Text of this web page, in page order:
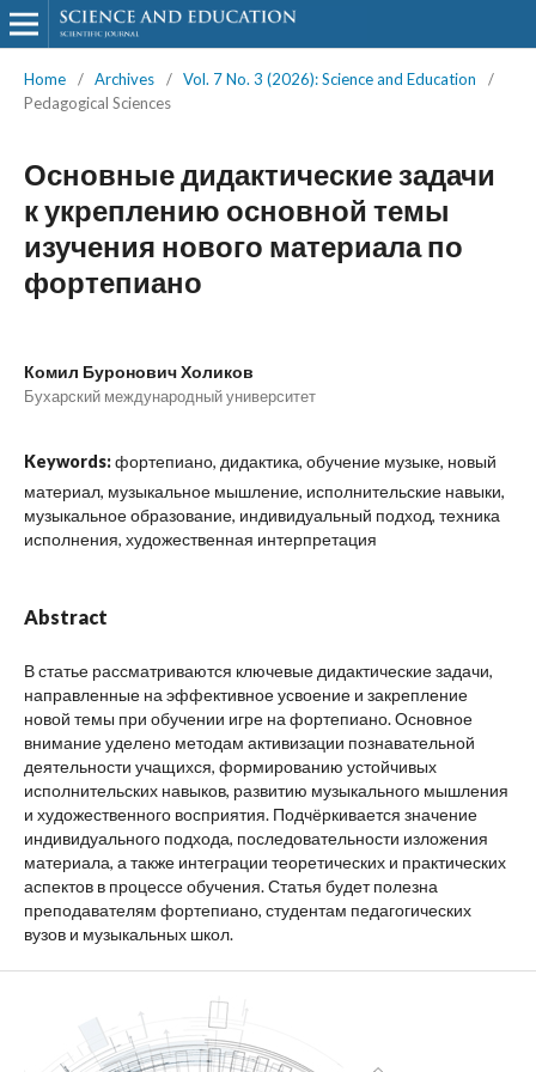
Home / Archives / Vol. 7 No. 3 (2026): Science and Education
/
Pedagogical Sciences
Основные дидактические задачи
к укреплению основной темы
изучения нового материала по
фортепиано
Комил Буронович Холиков
Бухарский международный университет
Keywords:фортепиано, дидактика, обучение музыке, новый
материал, музыкальное мышление, исполнительские навыки,
музыкальное образование, индивидуальный подход, техника
исполнения, художественная интерпретация
Abstract
В статье рассматриваются ключевые дидактические задачи,
направленные на эффективное усвоение и закрепление
новой темы при обучении игре на фортепиано. Основное
внимание уделено методам активизации познавательной
деятельности учащихся, формированию устойчивых
исполнительских навыков, развитию музыкального мышления
и художественного восприятия. Подчёркивается значение
индивидуального подхода, последовательности изложения
материала, а также интеграции теоретических и практических
аспектов в процессе обучения. Статья будет полезна
преподавателям фортепиано, студентам педагогических
вузов и музыкальных школ.